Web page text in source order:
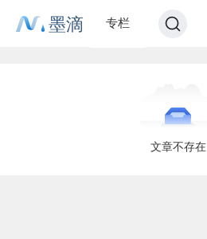
墨滴 专栏
文章不存在